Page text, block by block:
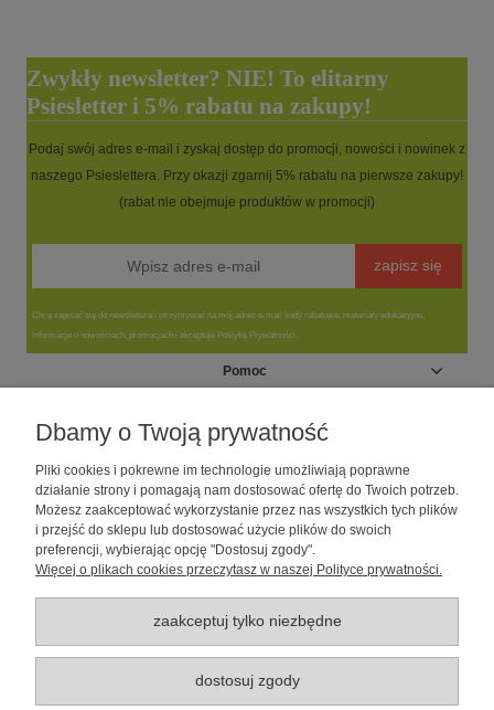
Zwykły newsletter? NIE! To elitarny
Psiesletter i 5% rabatu na zakupy!
Podaj swój adres e-mail i zyskaj dostęp do promocji, nowości i nowinek z
naszego Psieslettera. Przy okazji zgarnij 5% rabatu na pierwsze zakupy!
(rabat nie obejmuje produktów w promocji)
zapisz się
Chcę zapisać się do newslettera i otrzymywać na mój adres e-mail kody rabatowe, materiały edukacyjne,
informacje o nowościach, promocjach i akceptuję Politykę Prywatności.
Pomoc
Moje konto
Informacje
O nas
Sklep dla psów caniLOVE| NIP: 5251057141 | ul. Strzelecka 54/56, 64-
010 Krzywiń, woj. wielkopolskie | telefon: 600 189 631, e-mail:
sklep@canilove.pl
Realizacja:Centrum Usług E-Commerce Łukasz Wiśniewski2021 |
Oprogramowanie:Shoper
Dbamy o Twoją prywatność
Pliki cookies i pokrewne im technologie umożliwiają poprawne
działanie strony i pomagają nam dostosować ofertę do Twoich potrzeb.
Możesz zaakceptować wykorzystanie przez nas wszystkich tych plików
i przejść do sklepu lub dostosować użycie plików do swoich
preferencji, wybierając opcję "Dostosuj zgody".
Więcej o plikach cookies przeczytasz w naszej Polityce prywatności.
zaakceptuj tylko niezbędne
dostosuj zgody